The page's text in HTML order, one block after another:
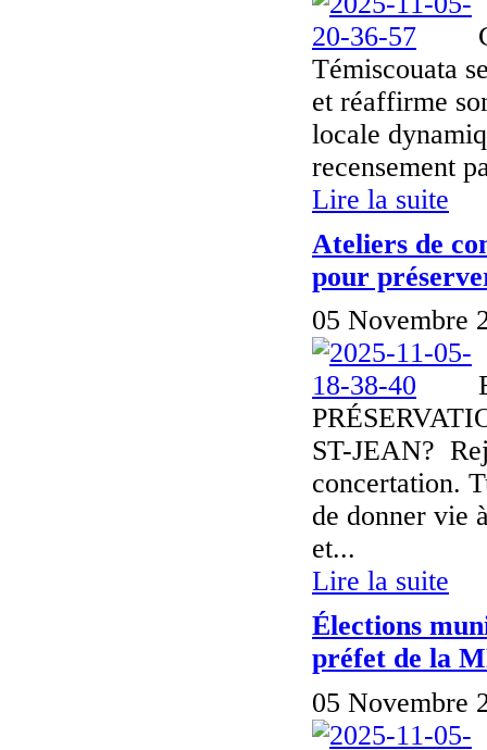
Témiscouata
et réaffirme
locale
recensement
Lire la suite
Ateliers de
pour
05 Novembre
ST-JEAN?
concertation.
de donner vie
et...
Lire la suite
Élections
préfet de la
05 Novembre